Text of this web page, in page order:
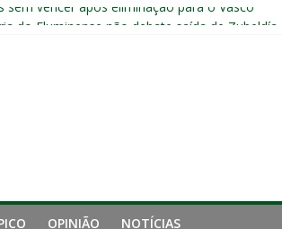
sem vencer após eliminação para o Vasco
OPINIÃO NOTÍCIAS